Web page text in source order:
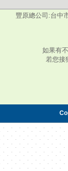
豐原總公司:台中
如果有
若您接